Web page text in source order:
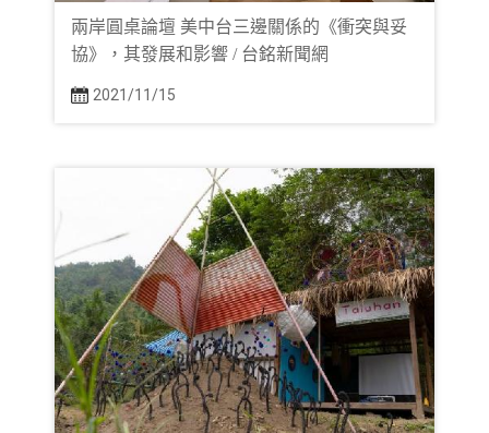
兩岸圓桌論壇 美中台三邊關係的《衝突與妥
協》，其發展和影響 / 台銘新聞網
2021/11/15